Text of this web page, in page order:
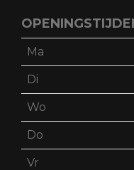
Ma
Di
Wo
Do
Vr